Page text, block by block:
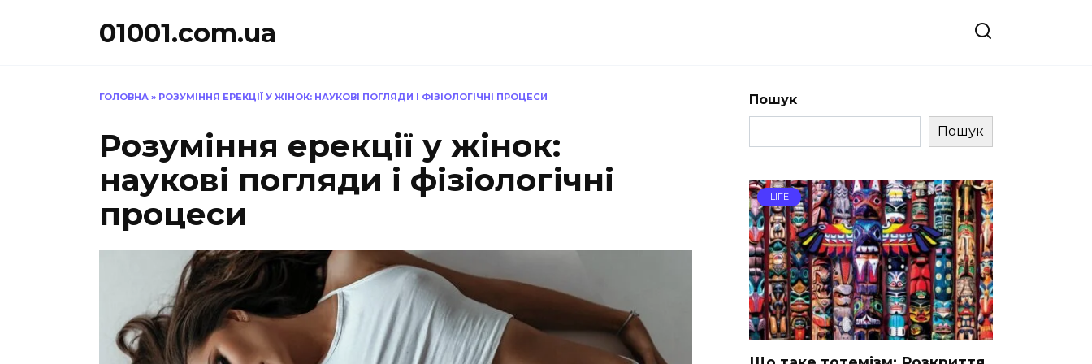
01001.com.ua
ГОЛОВНА » РОЗУМІННЯ ЕРЕКЦІЇ У ЖІНОК: НАУКОВІ ПОГЛЯДИ І ФІЗІОЛОГІЧНІ ПРОЦЕСИ
Розуміння ерекції у жінок:
наукові погляди і фізіологічні
процеси
Пошук
Пошук
LIFE